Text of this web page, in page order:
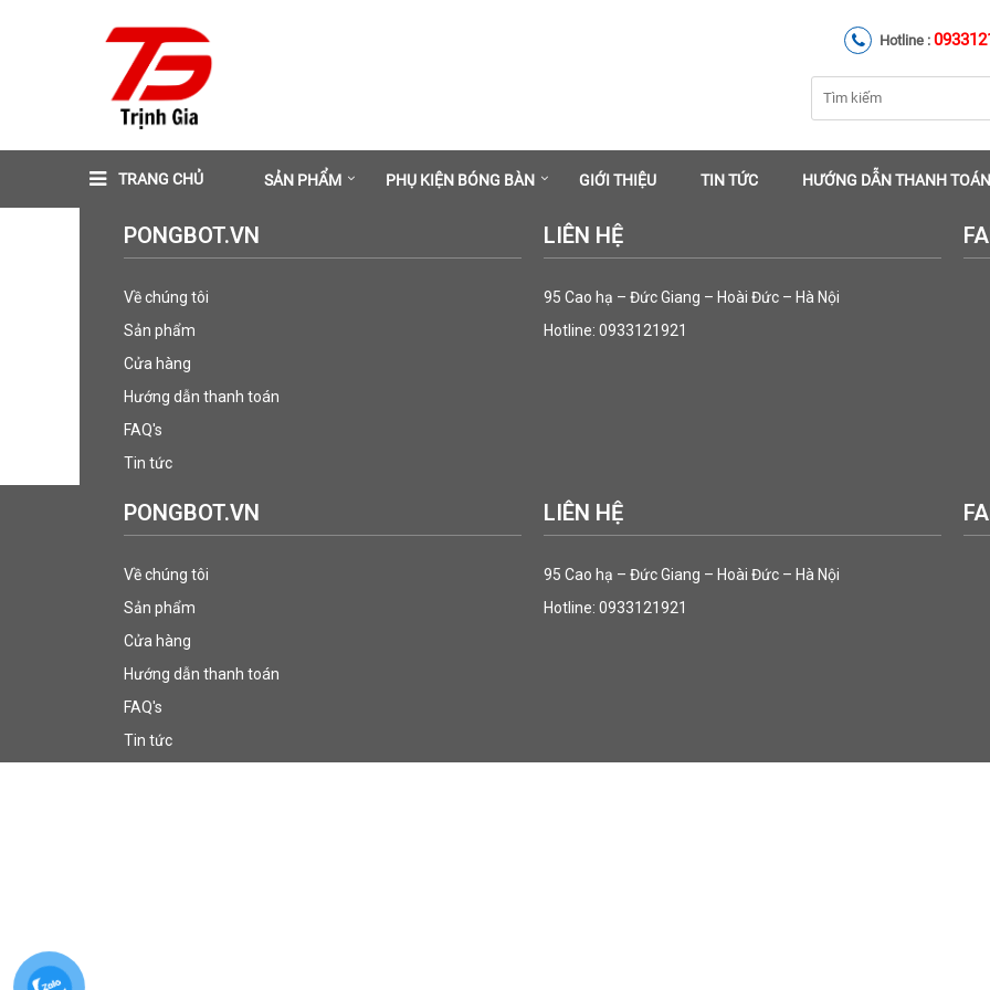
Hotline :
TRANG CHỦ SẢN PHẨM PHỤ KIỆN BÓNG BÀN GIỚI THIỆU TIN TỨC HƯỚNG DẪN THANH TOÁN
PONGBOT.VN
Về chúng tôi
Sản phẩm
Cửa hàng
Hướng dẫn thanh toán
FAQ's
Tin tức
LIÊN HỆ
95 Cao hạ – Đức Giang – Hoài Đức – Hà Nội
Hotline: 0933121921
PONGBOT.VN
Về chúng tôi
Sản phẩm
Cửa hàng
Hướng dẫn thanh toán
FAQ's
Tin tức
LIÊN HỆ
95 Cao hạ – Đức Giang – Hoài Đức – Hà Nội
Hotline: 0933121921